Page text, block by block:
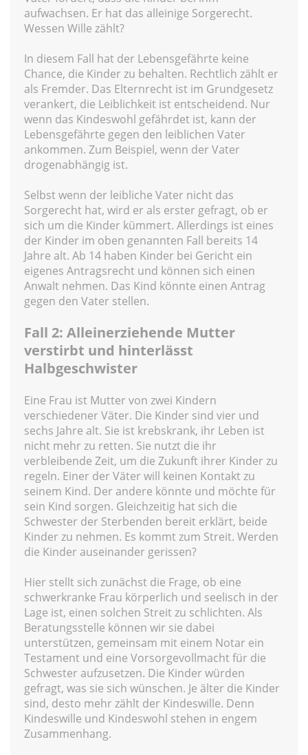
aufwachsen. Er hat das alleinige Sorgerecht.
Wessen Wille zählt?
In diesem Fall hat der Lebensgefährte keine
Chance, die Kinder zu behalten. Rechtlich zählt er
als Fremder. Das Elternrecht ist im Grundgesetz
verankert, die Leiblichkeit ist entscheidend. Nur
wenn das Kindeswohl gefährdet ist, kann der
Lebensgefährte gegen den leiblichen Vater
ankommen. Zum Beispiel, wenn der Vater
drogenabhängig ist.
Selbst wenn der leibliche Vater nicht das
Sorgerecht hat, wird er als erster gefragt, ob er
sich um die Kinder kümmert. Allerdings ist eines
der Kinder im oben genannten Fall bereits 14
Jahre alt. Ab 14 haben Kinder bei Gericht ein
eigenes Antragsrecht und können sich einen
Anwalt nehmen. Das Kind könnte einen Antrag
gegen den Vater stellen.
Fall 2: Alleinerziehende Mutter
verstirbt und hinterlässt
Halbgeschwister
Eine Frau ist Mutter von zwei Kindern
verschiedener Väter. Die Kinder sind vier und
sechs Jahre alt. Sie ist krebskrank, ihr Leben ist
nicht mehr zu retten. Sie nutzt die ihr
verbleibende Zeit, um die Zukunft ihrer Kinder zu
regeln. Einer der Väter will keinen Kontakt zu
seinem Kind. Der andere könnte und möchte für
sein Kind sorgen. Gleichzeitig hat sich die
Schwester der Sterbenden bereit erklärt, beide
Kinder zu nehmen. Es kommt zum Streit. Werden
die Kinder auseinander gerissen?
Hier stellt sich zunächst die Frage, ob eine
schwerkranke Frau körperlich und seelisch in der
Lage ist, einen solchen Streit zu schlichten. Als
Beratungsstelle können wir sie dabei
unterstützen, gemeinsam mit einem Notar ein
Testament und eine Vorsorgevollmacht für die
Schwester aufzusetzen. Die Kinder würden
gefragt, was sie sich wünschen. Je älter die Kinder
sind, desto mehr zählt der Kindeswille. Denn
Kindeswille und Kindeswohl stehen in engem
Zusammenhang.